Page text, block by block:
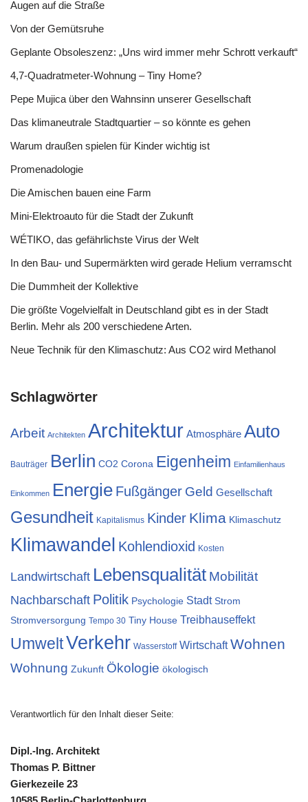
Augen auf die Straße
Von der Gemütsruhe
Geplante Obsoleszenz: „Uns wird immer mehr Schrott verkauft“
4,7-Quadratmeter-Wohnung – Tiny Home?
Pepe Mujica über den Wahnsinn unserer Gesellschaft
Das klimaneutrale Stadtquartier – so könnte es gehen
Warum draußen spielen für Kinder wichtig ist
Promenadologie
Die Amischen bauen eine Farm
Mini-Elektroauto für die Stadt der Zukunft
WÉTIKO, das gefährlichste Virus der Welt
In den Bau- und Supermärkten wird gerade Helium verramscht
Die Dummheit der Kollektive
Die größte Vogelvielfalt in Deutschland gibt es in der Stadt
Berlin. Mehr als 200 verschiedene Arten.
Neue Technik für den Klimaschutz: Aus CO2 wird Methanol
Schlagwörter
Arbeit Architekten Architektur Atmosphäre Auto
Bauträger Berlin CO2 Corona Eigenheim Einfamilienhaus
Einkommen Energie Fußgänger Geld Gesellschaft
Gesundheit Kapitalismus Kinder Klima Klimaschutz
Klimawandel Kohlendioxid Kosten
Landwirtschaft Lebensqualität Mobilität
Nachbarschaft Politik Psychologie Stadt Strom
Stromversorgung Tempo 30 Tiny House Treibhauseffekt
UmweltVerkehr Wasserstoff Wirtschaft Wohnen
Wohnung Zukunft Ökologie ökologisch
Verantwortlich für den Inhalt dieser Seite:
Dipl.-Ing. Architekt
Thomas P. Bittner
Gierkezeile 23